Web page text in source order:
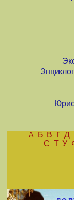
А Б В Г Д
С Т У